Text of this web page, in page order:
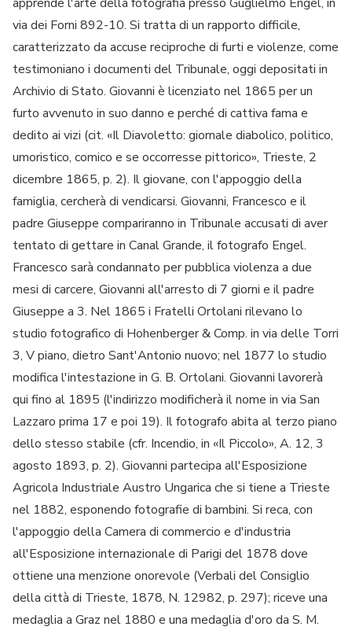
via dei Forni 892-10. Si tratta di un rapporto difficile,
caratterizzato da accuse reciproche di furti e violenze, come
testimoniano i documenti del Tribunale, oggi depositati in
Archivio di Stato. Giovanni è licenziato nel 1865 per un
furto avvenuto in suo danno e perché di cattiva fama e
dedito ai vizi (cit. «Il Diavoletto: giornale diabolico, politico,
umoristico, comico e se occorresse pittorico», Trieste, 2
dicembre 1865, p. 2). Il giovane, con l'appoggio della
famiglia, cercherà di vendicarsi. Giovanni, Francesco e il
padre Giuseppe compariranno in Tribunale accusati di aver
tentato di gettare in Canal Grande, il fotografo Engel.
Francesco sarà condannato per pubblica violenza a due
mesi di carcere, Giovanni all'arresto di 7 giorni e il padre
Giuseppe a 3. Nel 1865 i Fratelli Ortolani rilevano lo
studio fotografico di Hohenberger & Comp. in via delle Torri
3, V piano, dietro Sant'Antonio nuovo; nel 1877 lo studio
modifica l'intestazione in G. B. Ortolani. Giovanni lavorerà
qui fino al 1895 (l'indirizzo modificherà il nome in via San
Lazzaro prima 17 e poi 19). Il fotografo abita al terzo piano
dello stesso stabile (cfr. Incendio, in «Il Piccolo», A. 12, 3
agosto 1893, p. 2). Giovanni partecipa all'Esposizione
Agricola Industriale Austro Ungarica che si tiene a Trieste
nel 1882, esponendo fotografie di bambini. Si reca, con
l'appoggio della Camera di commercio e d'industria
all'Esposizione internazionale di Parigi del 1878 dove
ottiene una menzione onorevole (Verbali del Consiglio
della città di Trieste, 1878, N. 12982, p. 297); riceve una
medaglia a Graz nel 1880 e una medaglia d'oro da S. M.